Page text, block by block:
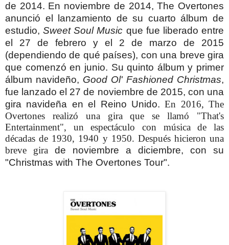
de 2014. En noviembre de 2014, The Overtones
anunció el lanzamiento de su cuarto álbum de
estudio, Sweet Soul Music que fue liberado entre
el 27 de febrero y el 2 de marzo de 2015
(dependiendo de qué países), con una breve gira
que comenzó en junio. Su quinto álbum y primer
álbum navideño, Good Ol' Fashioned Christmas,
fue lanzado el 27 de noviembre de 2015, con una
gira navideña en el Reino Unido.En 2016, The
Overtones realizó una gira que se llamó "That's
Entertainment", un espectáculo con música de las
décadas de 1930, 1940 y 1950. Después hicieron una
breve gira de noviembre a diciembre, con su
"Christmas with The Overtones Tour".